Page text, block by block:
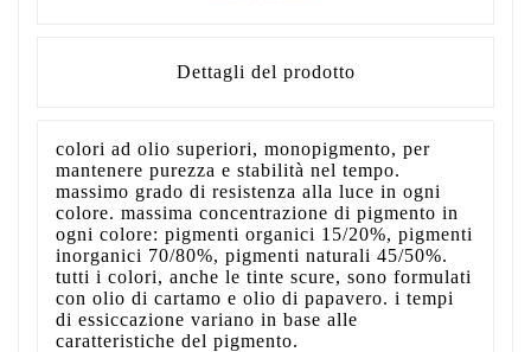
Dettagli del prodotto
colori ad olio superiori, monopigmento, per
mantenere purezza e stabilità nel tempo.
massimo grado di resistenza alla luce in ogni
colore. massima concentrazione di pigmento in
ogni colore: pigmenti organici 15/20%, pigmenti
inorganici 70/80%, pigmenti naturali 45/50%.
tutti i colori, anche le tinte scure, sono formulati
con olio di cartamo e olio di papavero. i tempi
di essiccazione variano in base alle
caratteristiche del pigmento.